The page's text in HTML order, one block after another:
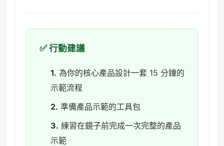
✅ 行動建議
1. 為你的核心產品設計一套 15 分鐘的
示範流程
2. 準備產品示範的工具包
3. 練習在鏡子前完成一次完整的產品
示範